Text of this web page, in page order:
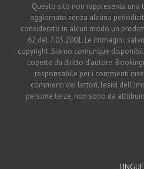
Questo sito non rappresenta una
aggiornato senza alcuna
considerato in alcun modo un
62 del 7.03.2001. Le immagini,
copyright. Siamo comunque
coperte da diritto d’autore.
responsabile per i commenti
commenti dei lettori, lesivi
persone terze, non sono da
LINGUE